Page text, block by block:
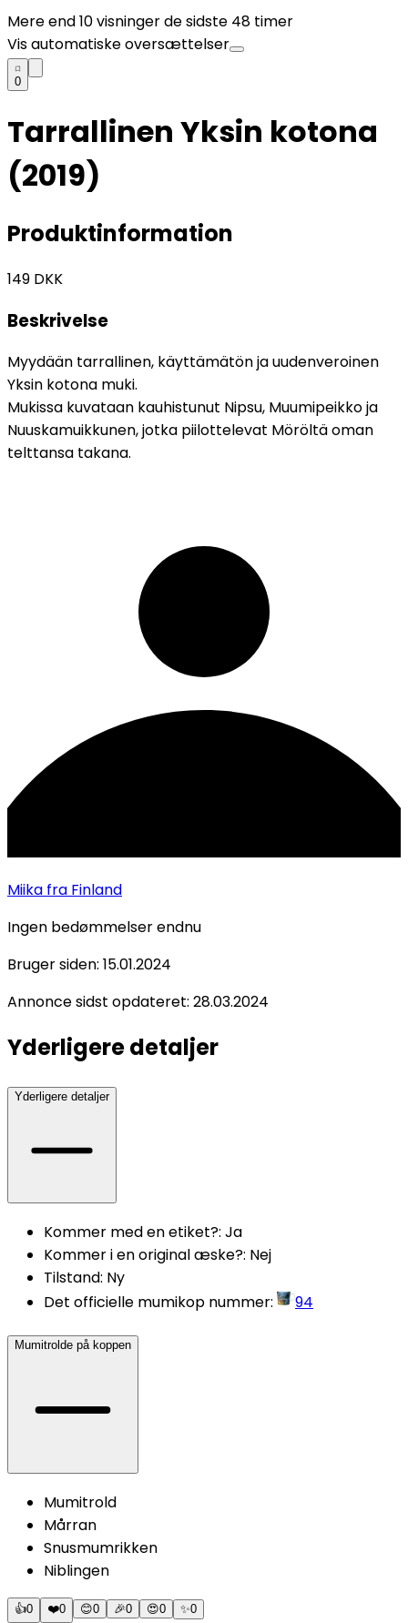
Mere end10visninger de sidste 48 timer
Vis automatiske oversættelser
0
Tarrallinen Yksin kotona
(2019)
Produktinformation
149 DKK
Beskrivelse
Myydään tarrallinen, käyttämätön ja uudenveroinen
Yksin kotona muki.
Mukissa kuvataan kauhistunut Nipsu, Muumipeikko ja
Nuuskamuikkunen, jotka piilottelevat Möröltä oman
telttansa takana.
Miika fra Finland
Ingen bedømmelser endnu
Bruger siden: 15.01.2024
Annonce sidst opdateret: 28.03.2024
Yderligere detaljer
Yderligere detaljer
Kommer med en etiket?: Ja
Kommer i en original æske?: Nej
Tilstand: Ny
Det officielle mumikop nummer: 94
Mumitrolde på koppen
Mumitrold
Mårran
Snusmumrikken
Niblingen
👍0 ❤️0 😊0 🎉0 😍0 ✨0